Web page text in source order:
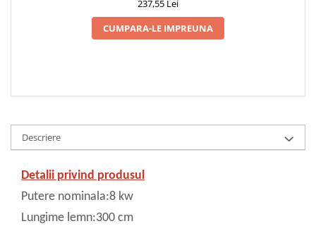
237,55 Lei
CUMPARA-LE IMPREUNA
Descriere
Detalii privind produsul
Putere nominala:8 kw
Lungime lemn:300 cm